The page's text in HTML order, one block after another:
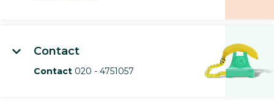
Contact
Contact 020 - 4751057